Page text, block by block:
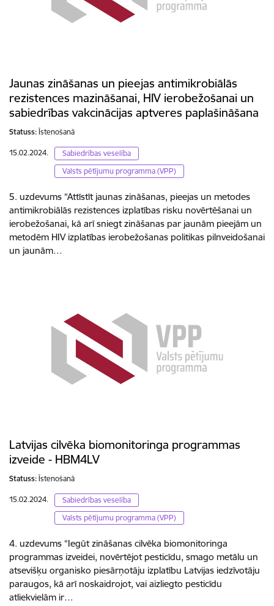
Jaunas zināšanas un pieejas antimikrobiālās
rezistences mazināšanai, HIV ierobežošanai un
sabiedrības vakcinācijas aptveres paplašināšana
Statuss: Īstenošanā
15.02.2024.
Sabiedrības veselība
Valsts pētījumu programma (VPP)
5. uzdevums “Attīstīt jaunas zināšanas, pieejas un metodes
antimikrobiālās rezistences izplatības risku novērtēšanai un
ierobežošanai, kā arī sniegt zināšanas par jaunām pieejām un
metodēm HIV izplatības ierobežošanas politikas pilnveidošanai
un jaunām…
Latvijas cilvēka biomonitoringa programmas
izveide - HBM4LV
Statuss: Īstenošanā
15.02.2024.
Sabiedrības veselība
Valsts pētījumu programma (VPP)
4. uzdevums “Iegūt zināšanas cilvēka biomonitoringa
programmas izveidei, novērtējot pesticīdu, smago metālu un
atsevišķu organisko piesārņotāju izplatību Latvijas iedzīvotāju
paraugos, kā arī noskaidrojot, vai aizliegto pesticīdu
atliekvielām ir…